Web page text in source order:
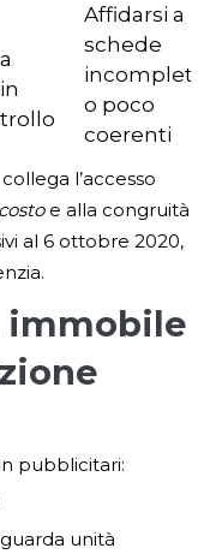
Affidarsi a
schede
o poco
coerenti
l’accesso
e alla congruità
al 6 ottobre 2020,
immobile
pubblicitari:
unità